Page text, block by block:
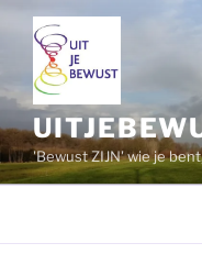
inhoud
'Bewust ZIJN' wie je